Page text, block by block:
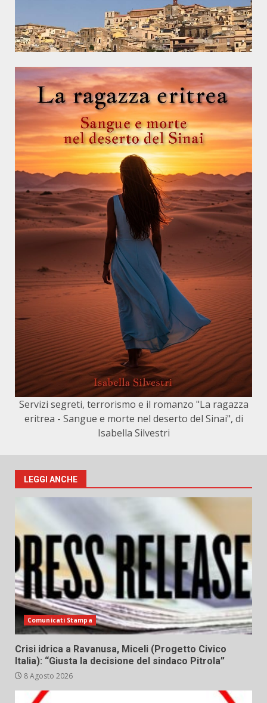
Servizi segreti, terrorismo e il romanzo "La ragazza
eritrea - Sangue e morte nel deserto del Sinai", di
Isabella Silvestri
LEGGI ANCHE
Comunicati Stampa
Crisi idrica a Ravanusa, Miceli (Progetto Civico
Italia): “Giusta la decisione del sindaco Pitrola”
8 Agosto 2026